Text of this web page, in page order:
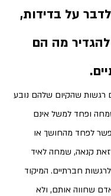
על בדידות,
מה הם
רגשות שהקיום שלהם נובע
ופחד למשל אינם
לפחד מהחושך או
קנאה, שמחה לאיד
חברתיים. המיקוד
שחווה אותם, ולא